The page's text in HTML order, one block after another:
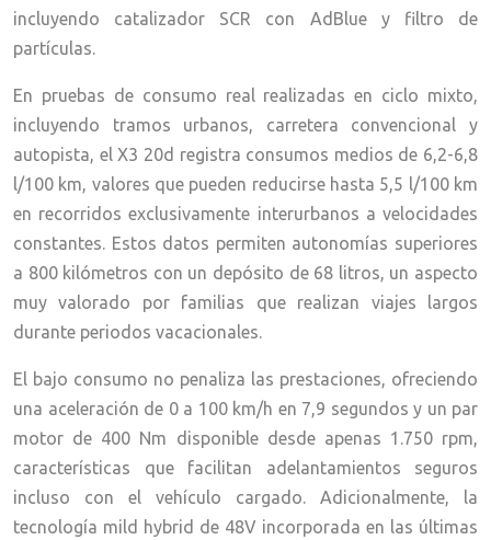
incluyendo catalizador SCR con AdBlue y filtro de
partículas.
En pruebas de consumo real realizadas en ciclo mixto,
incluyendo tramos urbanos, carretera convencional y
autopista, el X3 20d registra consumos medios de 6,2-6,8
l/100 km, valores que pueden reducirse hasta 5,5 l/100 km
en recorridos exclusivamente interurbanos a velocidades
constantes. Estos datos permiten autonomías superiores
a 800 kilómetros con un depósito de 68 litros, un aspecto
muy valorado por familias que realizan viajes largos
durante periodos vacacionales.
El bajo consumo no penaliza las prestaciones, ofreciendo
una aceleración de 0 a 100 km/h en 7,9 segundos y un par
motor de 400 Nm disponible desde apenas 1.750 rpm,
características que facilitan adelantamientos seguros
incluso con el vehículo cargado. Adicionalmente, la
tecnología mild hybrid de 48V incorporada en las últimas